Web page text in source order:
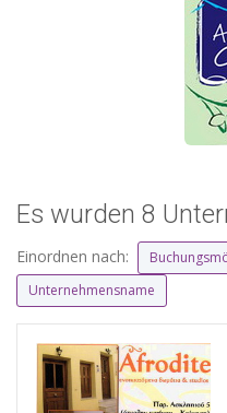
Es wurden 8
Einordnen nach:
Unternehmensname